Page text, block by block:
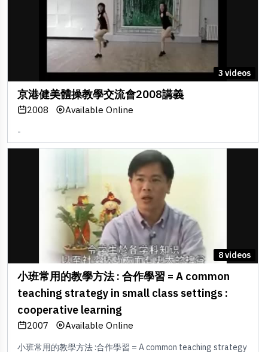
3 videos
京港健美體操教學交流會2008講義
2008 Available Online
-
8 videos
小班常用的教學方法 : 合作學習 = A common
teaching strategy in small class settings :
cooperative learning
2007 Available Online
小班常用的教學方法 :合作學習 = A common teaching strategy